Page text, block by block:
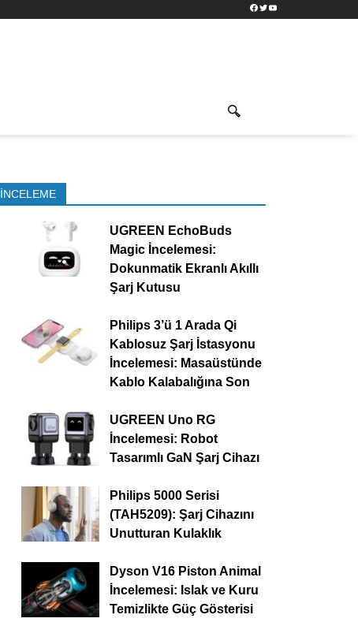
Facebook
TwitterYouTube
İNCELEME
UGREEN EchoBuds
Magic İncelemesi:
Dokunmatik Ekranlı Akıllı
Şarj Kutusu
Philips 3’ü 1 Arada Qi
Kablosuz Şarj İstasyonu
İncelemesi: Masaüstünde
Kablo Kalabalığına Son
UGREEN Uno RG
İncelemesi: Robot
Tasarımlı GaN Şarj Cihazı
Philips 5000 Serisi
(TAH5209): Şarj Cihazını
Unutturan Kulaklık
Dyson V16 Piston Animal
İncelemesi: Islak ve Kuru
Temizlikte Güç Gösterisi